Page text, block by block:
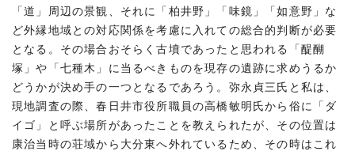
「道」周辺の景観、それに「柏井野」「味鏡」「如意野」な
ど外縁地域との対応関係を考慮に入れての総合的判断が必要
となる。その場合おそらく古墳であったと思われる「醍醐
塚」や「七種木」に当るべきものを現存の遺跡に求めうるか
どうかが決め手の一つとなるであろう。弥永貞三氏と私は、
現地調査の際、春日井市役所職員の高橋敏明氏から俗に「ダ
イゴ」と呼ぶ場所があったことを教えられたが、その位置は
康治当時の荘域から大分東へ外れているため、その時はこれ